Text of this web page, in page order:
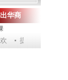
键通达
华商
提问2012：机遇